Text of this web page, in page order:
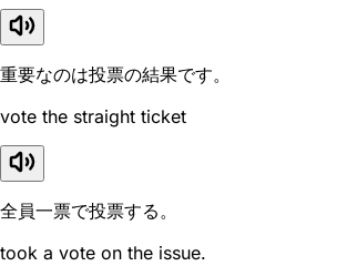
重要なのは投票の結果です。
vote the straight ticket
全員一票で投票する。
took a vote on the issue.